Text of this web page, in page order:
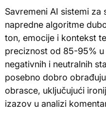
Savremeni AI sistemi
napredne algoritme
ton, emocije i kontekst
preciznost od 85-95%
negativnih i neutralnih
posebno dobro
obrasce, uključujući
izazov u analizi